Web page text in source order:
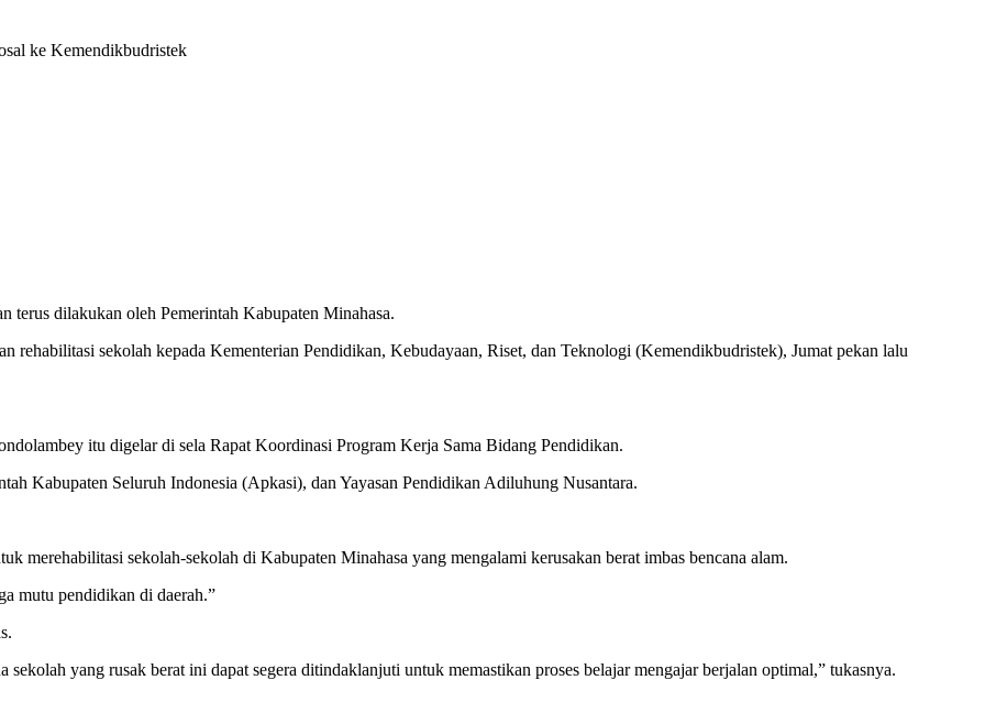
ke Kemendikbudristek
dilakukan oleh Pemerintah Kabupaten Minahasa.
rehabilitasi sekolah kepada Kementerian Pendidikan, Kebudayaan, Riset, dan Teknologi (Kemendikbudristek), Jumat pekan lalu
itu digelar di sela Rapat Koordinasi Program Kerja Sama Bidang Pendidikan.
Kabupaten Seluruh Indonesia (Apkasi), dan Yayasan Pendidikan Adiluhung Nusantara.
merehabilitasi sekolah-sekolah di Kabupaten Minahasa yang mengalami kerusakan berat imbas bencana alam.
mutu pendidikan di daerah.”
sekolah yang rusak berat ini dapat segera ditindaklanjuti untuk memastikan proses belajar mengajar berjalan optimal,” tukasnya.